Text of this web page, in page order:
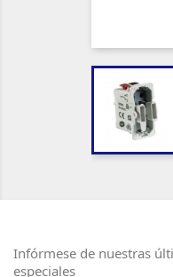
Infórmese de nuestras
especiales